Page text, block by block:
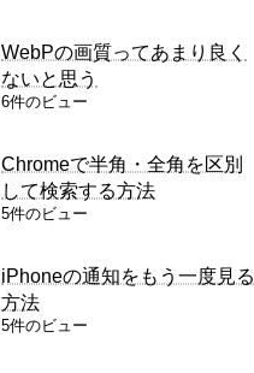
WebPの画質ってあまり良く
ないと思う
6件のビュー
Chromeで半角・全角を区別
して検索する方法
5件のビュー
iPhoneの通知をもう一度見る
方法
5件のビュー